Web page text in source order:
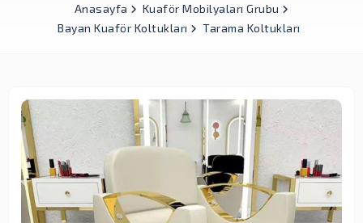
Anasayfa
Kuaför Mobilyaları Grubu
Bayan Kuaför Koltukları
Tarama Koltukları